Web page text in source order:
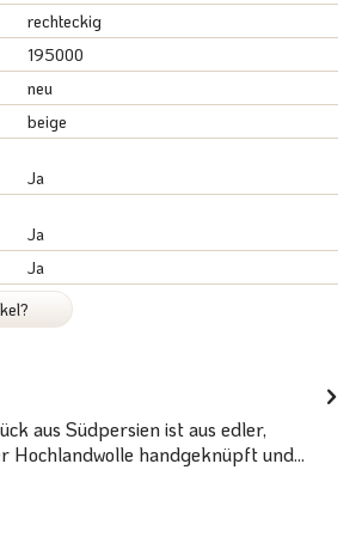
rechteckig
195000
neu
beige
Ja
Ja
Ja
aus Südpersien ist aus edler,
Hochlandwolle handgeknüpft und...